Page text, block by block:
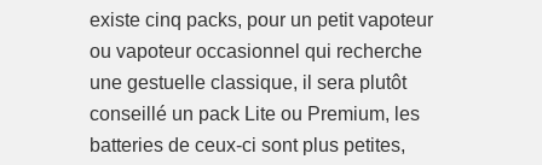
existe cinq packs, pour un petit vapoteur
ou vapoteur occasionnel qui recherche
une gestuelle classique, il sera plutôt
conseillé un pack Lite ou Premium, les
batteries de ceux-ci sont plus petites,